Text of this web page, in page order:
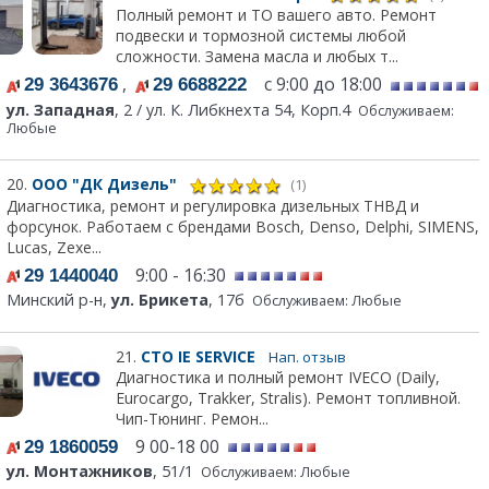
Полный ремонт и ТО вашего авто. Ремонт
подвески и тормозной системы любой
сложности. Замена масла и любых т...
29 3643676 , 29 6688222 с 9:00 до 18:00
ул. Западная, 2 / ул. К. Либкнехта 54, Корп.4 Обслуживаем:
Любые
20. ООО "ДК Дизель" (1)
Диагностика, ремонт и регулировка дизельных ТНВД и
форсунок. Работаем с брендами Bosch, Denso, Delphi, SIMENS,
Lucas, Zexe...
29 1440040 9:00 - 16:30
Минский р-н,ул. Брикета, 17б Обслуживаем: Любые
21. СТО IE SERVICE Нап. отзыв
Диагностика и полный ремонт IVECO (Daily,
Eurocargo, Trakker, Stralis). Ремонт топливной.
Чип-Тюнинг. Ремон...
29 1860059 9 00-18 00
ул. Монтажников, 51/1 Обслуживаем: Любые